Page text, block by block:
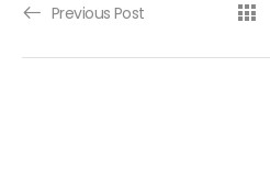
Previous Post